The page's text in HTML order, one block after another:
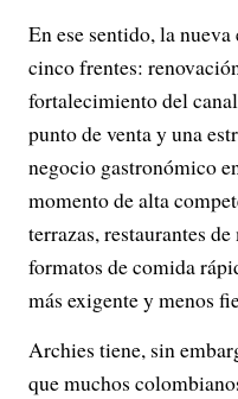
En ese sentido, la
cinco frentes:
fortalecimiento del
punto de venta y una
negocio gastronómico
momento de alta
terrazas, restaurantes
formatos de comida
más exigente y menos
Archies tiene, sin
que muchos